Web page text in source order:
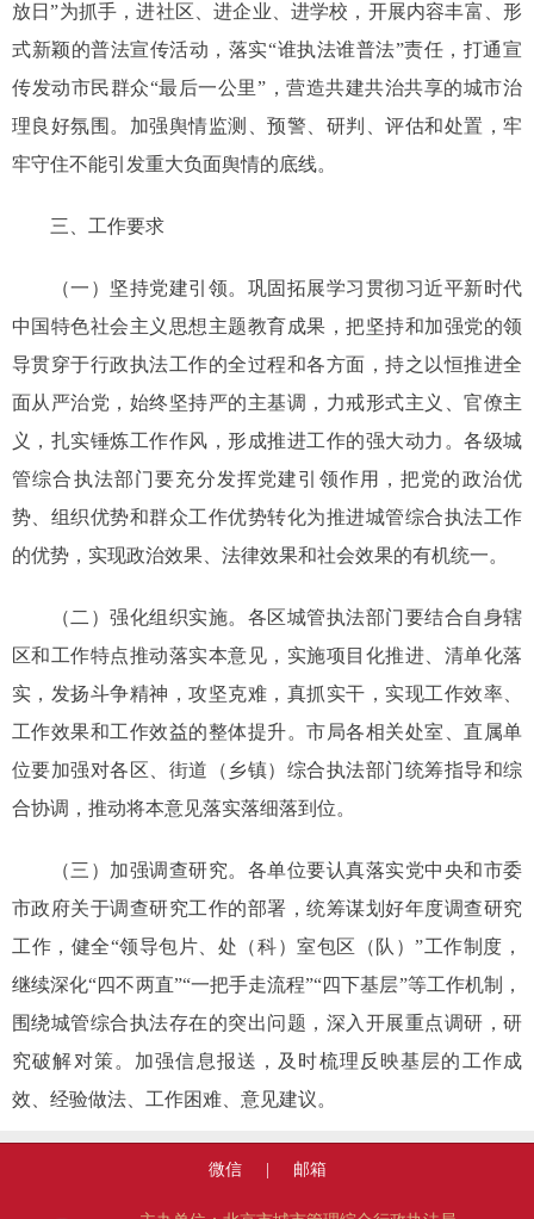
放日”为抓手，进社区、进企业、进学校，开展内容丰富、形
式新颖的普法宣传活动，落实“谁执法谁普法”责任，打通宣
传发动市民群众“最后一公里”，营造共建共治共享的城市治
理良好氛围。加强舆情监测、预警、研判、评估和处置，牢
牢守住不能引发重大负面舆情的底线。
三、工作要求
（一）坚持党建引领。巩固拓展学习贯彻习近平新时代
中国特色社会主义思想主题教育成果，把坚持和加强党的领
导贯穿于行政执法工作的全过程和各方面，持之以恒推进全
面从严治党，始终坚持严的主基调，力戒形式主义、官僚主
义，扎实锤炼工作作风，形成推进工作的强大动力。各级城
管综合执法部门要充分发挥党建引领作用，把党的政治优
势、组织优势和群众工作优势转化为推进城管综合执法工作
的优势，实现政治效果、法律效果和社会效果的有机统一。
（二）强化组织实施。各区城管执法部门要结合自身辖
区和工作特点推动落实本意见，实施项目化推进、清单化落
实，发扬斗争精神，攻坚克难，真抓实干，实现工作效率、
工作效果和工作效益的整体提升。市局各相关处室、直属单
位要加强对各区、街道（乡镇）综合执法部门统筹指导和综
合协调，推动将本意见落实落细落到位。
（三）加强调查研究。各单位要认真落实党中央和市委
市政府关于调查研究工作的部署，统筹谋划好年度调查研究
工作，健全“领导包片、处（科）室包区（队）”工作制度，
继续深化“四不两直”“一把手走流程”“四下基层”等工作机制，
围绕城管综合执法存在的突出问题，深入开展重点调研，研
究破解对策。加强信息报送，及时梳理反映基层的工作成
效、经验做法、工作困难、意见建议。
微信 邮箱